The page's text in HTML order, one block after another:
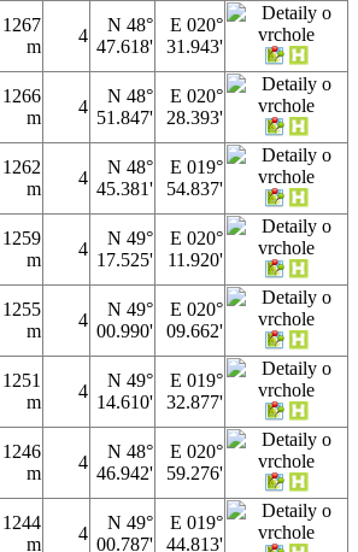
1267
m
4
N 48°
47.618'
E 020°
31.943'
1266
m
4
N 48°
51.847'
E 020°
28.393'
1262
m
4
N 48°
45.381'
E 019°
54.837'
1259
m
4
N 49°
17.525'
E 020°
11.920'
1255
m
4
N 49°
00.990'
E 020°
09.662'
1251
m
4
N 49°
14.610'
E 019°
32.877'
1246
m
4
N 48°
46.942'
E 020°
59.276'
1244
m
4
N 49°
00.787'
E 019°
44.813'